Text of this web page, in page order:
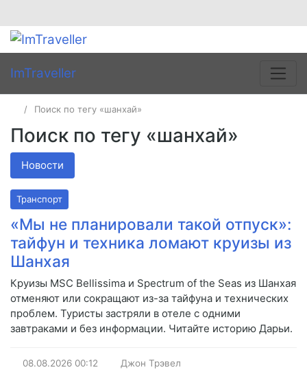
ImTraveller
Поиск по тегу «шанхай»
Поиск по тегу «шанхай»
Новости
Транспорт
«Мы не планировали такой отпуск»:
тайфун и техника ломают круизы из
Шанхая
Круизы MSC Bellissima и Spectrum of the Seas из Шанхая
отменяют или сокращают из-за тайфуна и технических
проблем. Туристы застряли в отеле с одними
завтраками и без информации. Читайте историю Дарьи.
08.08.2026 00:12 Джон Трэвел